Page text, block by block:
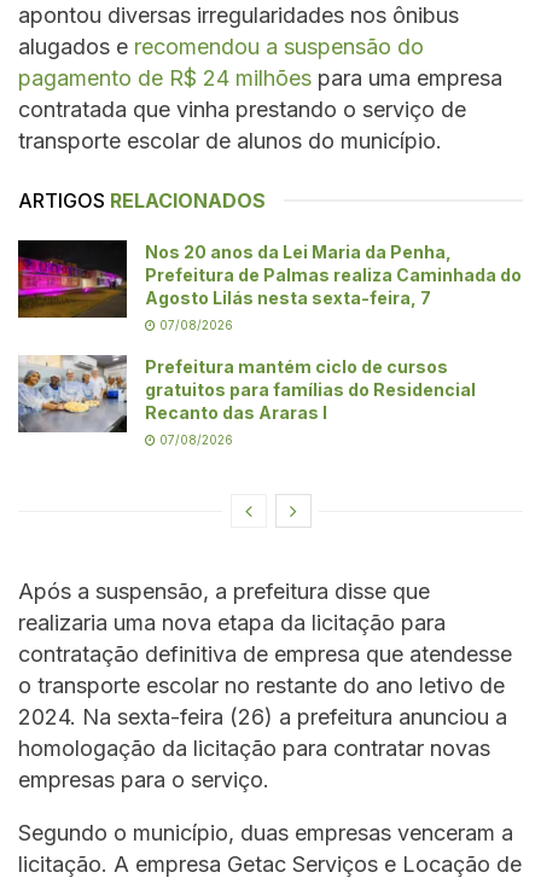
apontou diversas irregularidades nos ônibus
alugados e recomendou a suspensão do
pagamento de R$ 24 milhões para uma empresa
contratada que vinha prestando o serviço de
transporte escolar de alunos do município.
ARTIGOS RELACIONADOS
Nos 20 anos da Lei Maria da Penha,
Prefeitura de Palmas realiza Caminhada do
Agosto Lilás nesta sexta-feira, 7
07/08/2026
Prefeitura mantém ciclo de cursos
gratuitos para famílias do Residencial
Recanto das Araras I
07/08/2026
Após a suspensão, a prefeitura disse que
realizaria uma nova etapa da licitação para
contratação definitiva de empresa que atendesse
o transporte escolar no restante do ano letivo de
2024. Na sexta-feira (26) a prefeitura anunciou a
homologação da licitação para contratar novas
empresas para o serviço.
Segundo o município, duas empresas venceram a
licitação. A empresa Getac Serviços e Locação de